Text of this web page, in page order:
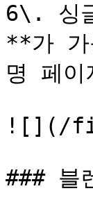
6\. 싱
**가 가
명 페이
![](/
### 블